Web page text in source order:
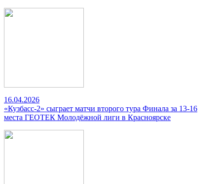
16.04.2026
«Кузбасс-2» сыграет матчи второго тура Финала за 13-16
места ГЕОТЕК Молодёжной лиги в Красноярске